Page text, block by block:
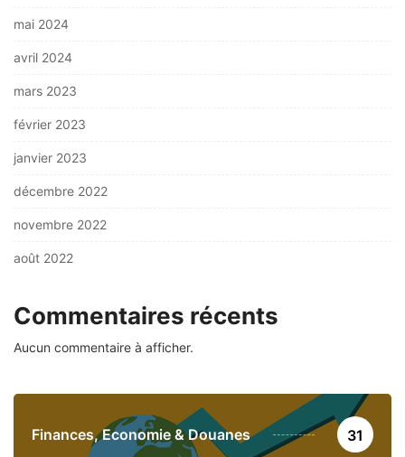
mai 2024
avril 2024
mars 2023
février 2023
janvier 2023
décembre 2022
novembre 2022
août 2022
Commentaires récents
Aucun commentaire à afficher.
Finances, Economie & Douanes 31